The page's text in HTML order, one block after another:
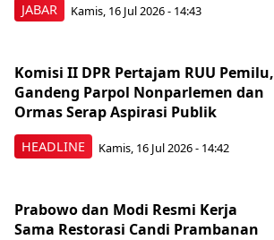
JABAR Kamis, 16 Jul 2026 - 14:43
HEADLINE
Komisi II DPR Pertajam RUU Pemilu,
Gandeng Parpol Nonparlemen dan
Ormas Serap Aspirasi Publik
Kamis, 16 Jul 2026 - 14:42
Prabowo dan Modi Resmi Kerja
Sama Restorasi Candi Prambanan